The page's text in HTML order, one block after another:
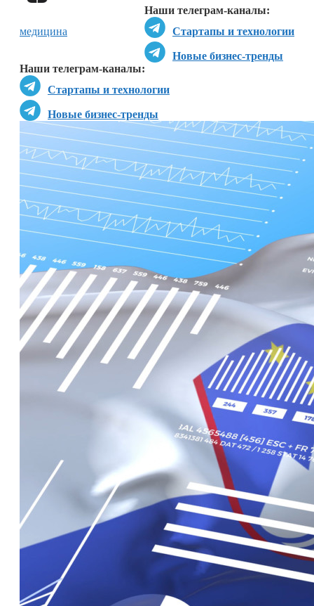
Наши телеграм-каналы:
Стартапы и технологии
Новые бизнес-тренды
Наши телеграм-каналы:
Стартапы и технологии
Новые бизнес-тренды
медицина